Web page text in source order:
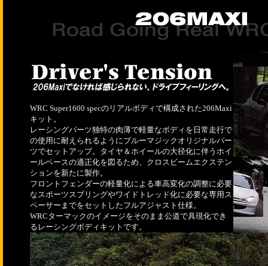
WRC Super1600 specのリアルボディで構成された206Maxi
キット。
レーシングパーツ独特の肉薄で軽量なボディを日常走行で
の使用に耐えられるようにブルーマジックオリジナルパー
ツでセットアップ。タイヤ＆ホイールの大径化に伴うホイ
ールベースの適正化を図るため、クロスビームエクステン
ションを新たに製作。
フロントフェンダーの軽量化による車高変化の調整に必要
なスポーツスプリングやワイドトレッド化に必要な専用ス
ペーサーまでをセットしたフルアジャスト仕様。
WRCターマックのイメージをそのまま公道で具現化でき
るレーシングボディキットです。